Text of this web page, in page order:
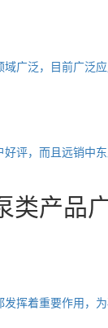
广泛，目前广泛
评，而且远销中
类产品
挥着重要作用，